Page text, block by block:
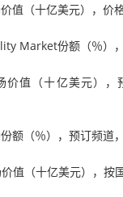
值（十亿美元），价
Market份额（％）
价值（十亿美元），
额（％），预订频道
值（十亿美元），按